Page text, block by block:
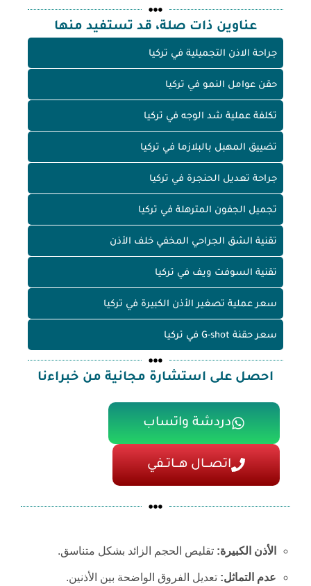
عناوين ذات صلة، قد تستفيد منها
جراحة الاذن التجميلية في تركيا
حقن عوامل النمو في تركيا
تكلفة عملية شد الوجه في تركيا
تضييق المهبل بالبلازما في تركيا
جراحة تعديل الحنجرة في تركيا
تجميل الجفون المترهلة في تركيا
تقنية الشق الجراحي المخفي خلف الأذن
تقنية السوفت ويف في تركيا
سعر عملية تصغير الأذن الكبيرة في تركيا
سعر حقنة G-shot في تركيا
احصل على استشارة مجانية من خبراءنا
دردشة واتساب
اتصـــال هـــاتــفي
الأذن الكبيرة: تقليص الحجم الزائد بشكل متناسق.
عدم التماثل: تعديل الفروق الواضحة بين الأذنين.